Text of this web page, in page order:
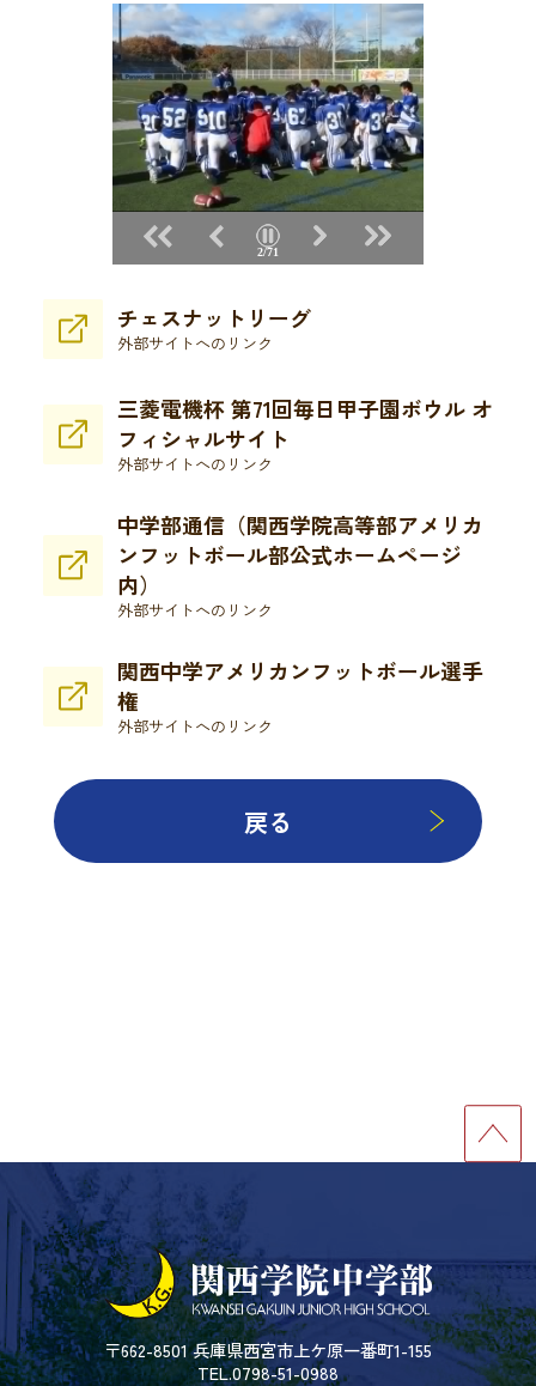
2/71
チェスナットリーグ
外部サイトへのリンク
三菱電機杯 第71回毎日甲子園ボウル オ
フィシャルサイト
外部サイトへのリンク
中学部通信（関西学院高等部アメリカ
ンフットボール部公式ホームページ
内）
外部サイトへのリンク
関西中学アメリカンフットボール選手
権
外部サイトへのリンク
戻る
〒662-8501 兵庫県西宮市上ケ原一番町1-155
TEL.0798-51-0988